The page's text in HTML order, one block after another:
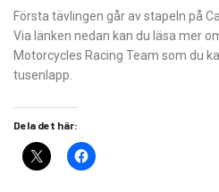
Första tävlingen går av stapeln på
Via länken nedan kan du läsa mer
Motorcycles Racing Team som du
tusenlapp.
Dela det här: